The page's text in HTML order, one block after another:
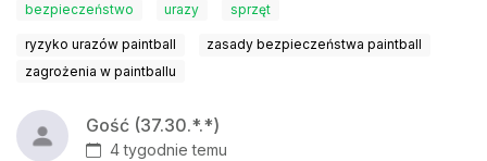
bezpieczeństwo urazy sprzęt
ryzyko urazów paintball
zasady bezpieczeństwa paintball
zagrożenia w paintballu
Gość (37.30.*.*)
4 tygodnie temu